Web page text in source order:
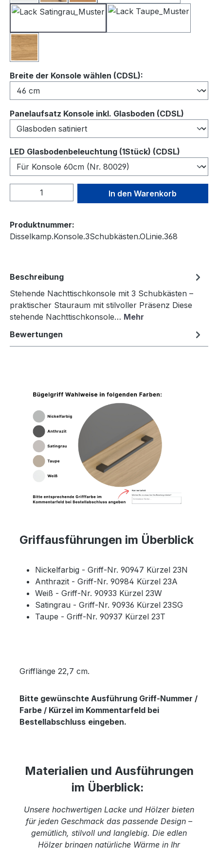
Wildeiche
Breite der Konsole wählen (CDSL):
Panelaufsatz Konsole inkl. Glasboden (CDSL)
LED Glasbodenbeleuchtung (1Stück) (CDSL)
Produkt Anzahl: Gib denIn den Warenkorb
Produktnummer:
Disselkamp.Konsole.3Schubkästen.OLinie.368
Beschreibung
Stehende Nachttischkonsole mit 3 Schubkästen –
praktischer Stauraum mit stilvoller Präsenz Diese
stehende Nachttischkonsole… Mehr
Bewertungen
Griffausführungen im Überblick
Nickelfarbig - Griff-Nr. 90947 Kürzel 23N
Anthrazit - Griff-Nr. 90984 Kürzel 23A
Weiß - Griff-Nr. 90933 Kürzel 23W
Satingrau - Griff-Nr. 90936 Kürzel 23SG
Taupe - Griff-Nr. 90937 Kürzel 23T
Grifflänge 22,7 cm.
Bitte gewünschte Ausführung Griff-Nummer /
Farbe / Kürzel im Kommentarfeld bei
Bestellabschluss eingeben.
Materialien und Ausführungen
im Überblick:
Unsere hochwertigen Lacke und Hölzer bieten
für jeden Geschmack das passende Design –
gemütlich, stilvoll und langlebig. Die edlen
Hölzer bringen natürliche Wärme in Ihr